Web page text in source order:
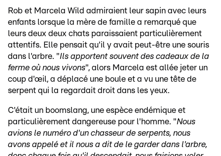
Rob et Marcela Wild admiraient leur sapin avec leurs
enfants lorsque la mère de famille a remarqué que
leurs deux deux chats paraissaient particulièrement
attentifs. Elle pensait qu'il y avait peut-être une souris
dans l'arbre. "Ils apportent souvent des cadeaux de la
ferme où nous vivons", alors Marcela est allée jeter un
coup d'œil, a déplacé une boule et a vu une tête de
serpent qui la regardait droit dans les yeux.
C'était un boomslang, une espèce endémique et
particulièrement dangereuse pour l'homme. "Nous
avions le numéro d'un chasseur de serpents, nous
avons appelé et il nous a dit de le garder dans l'arbre,